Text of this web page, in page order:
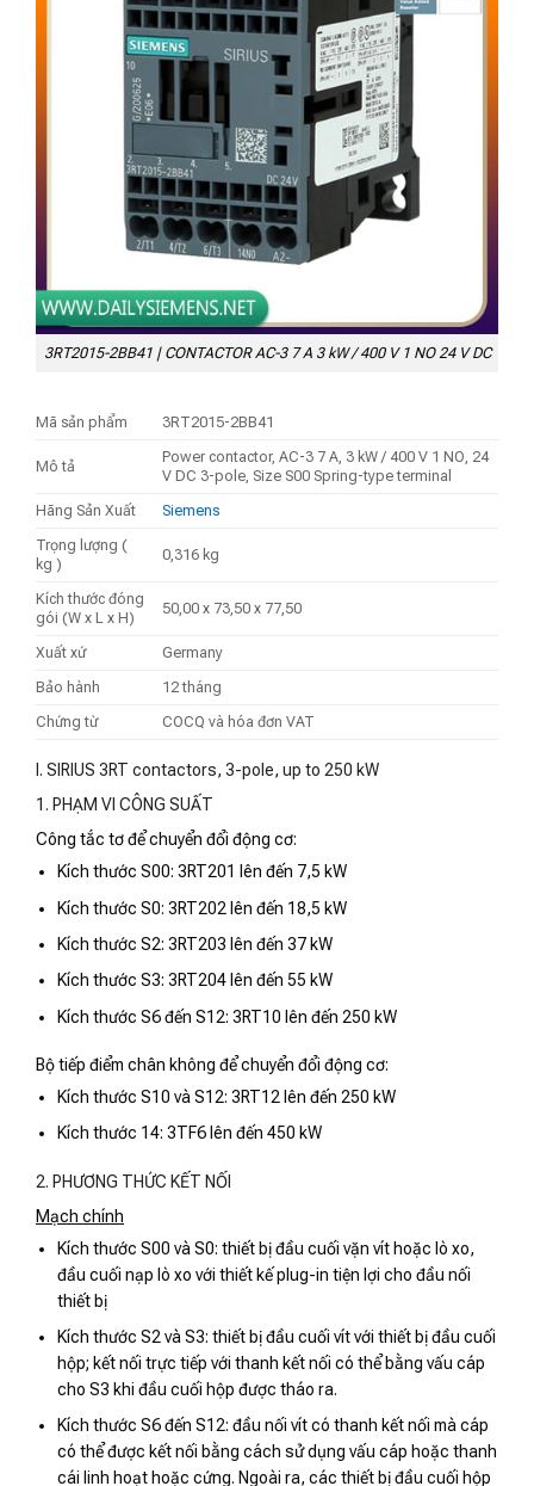
3RT2015-2BB41 | CONTACTOR AC-3 7 A 3 kW / 400 V 1 NO 24 V DC
Mã sản phẩm 3RT2015-2BB41
Mô tả
Power contactor, AC-3 7 A, 3 kW / 400 V 1 NO, 24
V DC 3-pole, Size S00 Spring-type terminal
Hãng Sản Xuất
Siemens
Trọng lượng (
kg )
0,316 kg
Kích thước đóng
gói (W x L x H)
50,00 x 73,50 x 77,50
Xuất xứ
Germany
Bảo hành
12 tháng
Chứng từ
COCQ và hóa đơn VAT
I. SIRIUS 3RT contactors, 3-pole, up to 250 kW
1. PHẠM VI CÔNG SUẤT
Công tắc tơ để chuyển đổi động cơ:
Kích thước S00: 3RT201 lên đến 7,5 kW
Kích thước S0: 3RT202 lên đến 18,5 kW
Kích thước S2: 3RT203 lên đến 37 kW
Kích thước S3: 3RT204 lên đến 55 kW
Kích thước S6 đến S12: 3RT10 lên đến 250 kW
Bộ tiếp điểm chân không để chuyển đổi động cơ:
Kích thước S10 và S12: 3RT12 lên đến 250 kW
Kích thước 14: 3TF6 lên đến 450 kW
2. PHƯƠNG THỨC KẾT NỐI
Mạch chính
Kích thước S00 và S0: thiết bị đầu cuối vặn vít hoặc lò xo,
đầu cuối nạp lò xo với thiết kế plug-in tiện lợi cho đầu nối
thiết bị
Kích thước S2 và S3: thiết bị đầu cuối vít với thiết bị đầu cuối
hộp; kết nối trực tiếp với thanh kết nối có thể bằng vấu cáp
cho S3 khi đầu cuối hộp được tháo ra.
Kích thước S6 đến S12: đầu nối vít có thanh kết nối mà cáp
có thể được kết nối bằng cách sử dụng vấu cáp hoặc thanh
cái linh hoạt hoặc cứng. Ngoài ra, các thiết bị đầu cuối hộp